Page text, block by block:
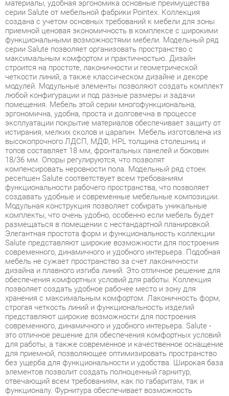
функциональными возможностями мебели. Модельный ряд
серии Salute позволяет организовать пространство с
максимальным комфортом и практичностью. Дизайн
строится на простоте, лаконичности и геометрической
четкости линий, а также классическом дизайне и декоре
модулей. Модульные элементы позволяют создать комплект
любой конфигурации и под разные размеры и задачи
помещения. Мебель этой серии многофункциональна,
эргономична, удобна, проста и долговечна в процессе
эксплуатации покрытие материалов обеспечивает защиту от
истирания, мелких сколов и царапин. Мебель изготовлена из
высокопрочного ЛДСП, МДФ, HPL толщина столешниц и
топов составляет 18 мм, фронтальных панелей и боковин
18/36 мм. Опоры регулируются, что позволят
компенсировать неровности пола. Модельный ряд стоек
ресепшен Salute соответствует всем требованиям
функциональности рабочего пространства, что позволяет
создавать удобные и современные мебельные композиции.
Модульная конструкция позволяет собирать уникальные
комплекты, что очень удобно, особенно если мебель будет
размещаться в помещении с нестандартной планировкой.
Элегантная простота форм и функциональность коллекции
Salute представляют широкие возможности для построения
современного, динамичного и удобного интерьера. Подобная
мебель не сужает пространство за счет лаконичности
дизайна и плавного изгиба линий. Это отличное решение для
обеспечения комфортных условий для работы. Коллекция
позволяет создать удобное рабочее место и зону для
хранения с максимальным комфортом. Лаконичность форм,
строгая четкость линий и функциональность изделий
представляют широкие возможности для построения
современного, динамичного и удобного интерьера. Salute -
это отличное решение для обеспечения комфортных условий
для работы, а также современное и качественное оснащение
для приемной, позволяющее оптимизировать пространство
без ущерба для функциональности и удобства. Широкая база
элементов позволит создать полноценный гарнитур,
отвечающий всем требованиям, как по габаритам, так и
функционалу. Фурнитура обеспечивает возможность
многократной сборки.
Условия покупки
Благодаря качественным фото, исчерпывающей информации